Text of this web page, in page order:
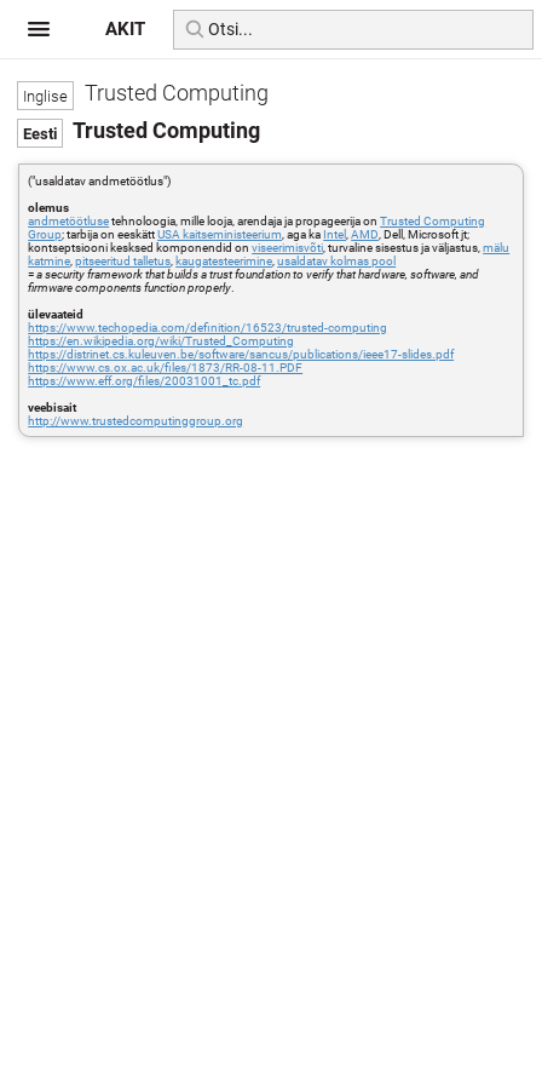
Trusted Computing
Trusted Computing
("usaldatav andmetöötlus")
olemus
andmetöötlusetehnoloogia, mille looja, arendaja ja propageerija onTrusted Computing
Group; tarbija on eeskättUSA kaitseministeerium , aga ka Intel ,AMD , Dell, Microsoft jt;
kontseptsiooni kesksed komponendid onviseerimisvõti , turvaline sisestus ja väljastus,mälu
katmine ,pitseeritud talletus kaugatesteerimine ,usaldatav kolmas pool
=a security framework that builds a trust foundation to verify that hardware, software, and
firmware components function properly
ülevaateid
https://www.techopedia.com/definition/16523/trusted-computing
https://en.wikipedia.org/wiki/Trusted_Computing
https://distrinet.cs.kuleuven.be/software/sancus/publications/ieee17-slides.pdf
https://www.cs.ox.ac.uk/files/1873/RR-08-11.PDF
https://www.eff.org/files/20031001_tc.pdf
veebisait
http://www.trustedcomputinggroup.org
AKIT